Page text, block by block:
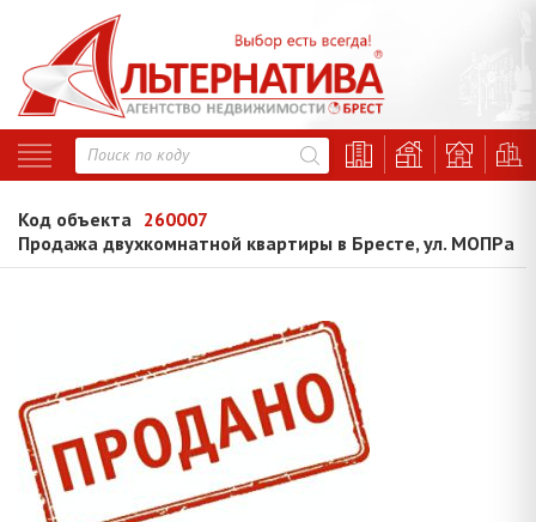
Код объекта 260007
Продажа двухкомнатной квартиры в Бресте, ул. МОПРа